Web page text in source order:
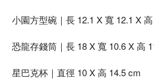
（可點擊圖片
小園方型碗｜長 12.1 X 寬 12.1 X
恐龍存錢筒｜長 18 X 寬 10.6 X 高
星巴克杯｜直徑 10 X 高 14.5 cm